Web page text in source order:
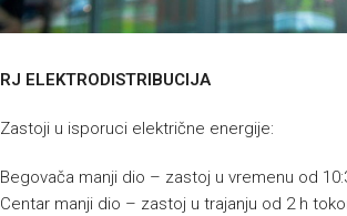
RJ ELEKTRODISTRIBUCIJA
Zastoji u isporuci električne energije:
Begovača manji dio – zastoj u vremenu od
Centar manji dio – zastoj u trajanju od 2 h